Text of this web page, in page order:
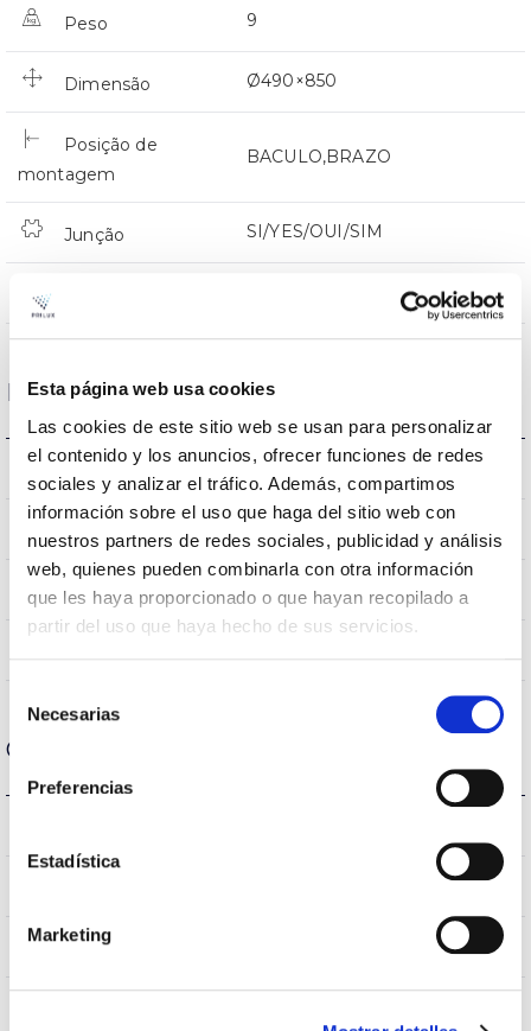
Esta página web usa cookies
Las cookies de este sitio web se usan para personalizar
el contenido y los anuncios, ofrecer funciones de redes
sociales y analizar el tráfico. Además, compartimos
información sobre el uso que haga del sitio web con
nuestros partners de redes sociales, publicidad y análisis
web, quienes pueden combinarla con otra información
que les haya proporcionado o que hayan recopilado a
partir del uso que haya hecho de sus servicios.
consentimiento
Necesarias
Preferencias
Estadística
Marketing
Peso 9
Dimensão Ø490×850
Posição de
montagem
BACULO,BRAZO
Junção SI/YES/OUI/SIM
Dados ópticos
Temperatura de cor 4000k
CRI Índice de repr. cromática
Óptica VA
Carcaça e Acabamento
67
Cor do corpo 9005